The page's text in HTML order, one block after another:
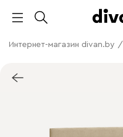
Интернет-магазин divan.by /